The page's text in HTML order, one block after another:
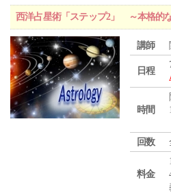
西洋占星術「ステップ2」 ～本格的
講師
日程
時間
回数
料金